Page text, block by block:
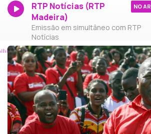
RTP Notícias (RTP
Madeira)
Emissão em simultâneo com RTP
Notícias
NO AR